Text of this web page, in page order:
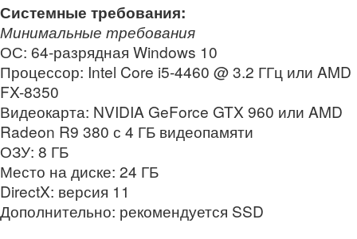
Системные требования:
Минимальные требования
ОС: 64-разрядная Windows 10
Процессор: Intel Core i5-4460 @ 3.2 ГГц или AMD
FX-8350
Видеокарта: NVIDIA GeForce GTX 960 или AMD
Radeon R9 380 с 4 ГБ видеопамяти
ОЗУ: 8 ГБ
Место на диске: 24 ГБ
DirectX: версия 11
Дополнительно: рекомендуется SSD